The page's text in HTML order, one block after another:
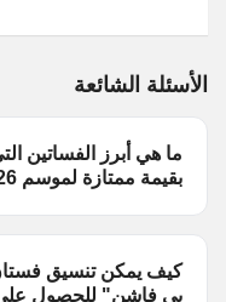
الأسئلة الشائعة
ما هي أبرز الفساتين
بقيمة ممتازة لموسم 2026؟
كيف يمكن تنسيق
بي فاشن" للحصول على